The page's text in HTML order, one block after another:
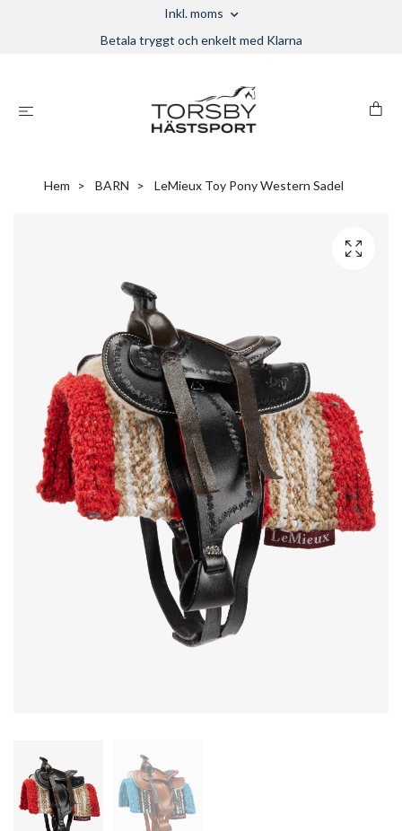
Inkl. moms
Betala tryggt och enkelt med Klarna
Hem BARN LeMieux Toy Pony Western Sadel